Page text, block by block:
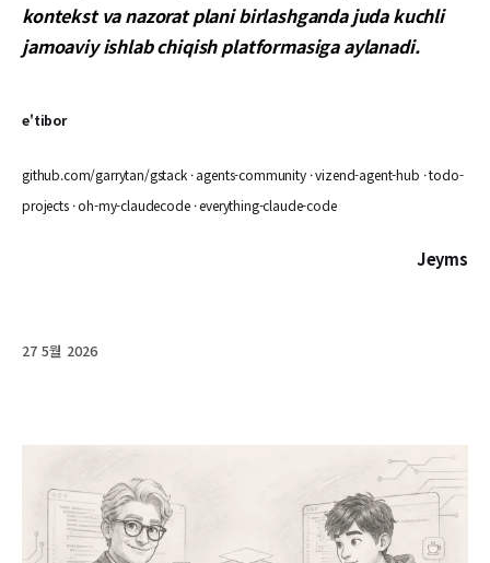
kontekst va nazorat plani birlashganda juda kuchli
jamoaviy ishlab chiqish platformasiga aylanadi.
e'tibor
github.com/garrytan/gstack · agents-community · vizend-agent-hub · todo-
projects · oh-my-claudecode · everything-claude-code
Jeyms
27 5월 2026